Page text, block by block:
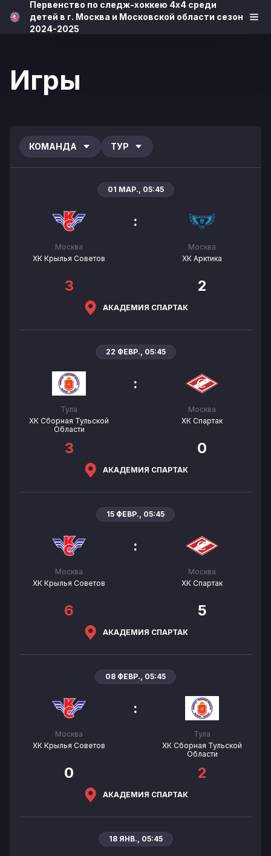
Первенство по следж-хоккею 4х4 среди
детей в г. Москва и Московской области сезон
2024-2025
Игры
КОМАНДА ТУР
01 МАР., 05:45
Москва
ХК Крылья Советов
3
:
Москва
ХК Арктика
2
АКАДЕМИЯ СПАРТАК
22 ФЕВР., 05:45
Тула
ХК Сборная Тульской
Области
3
:
Москва
ХК Спартак
0
АКАДЕМИЯ СПАРТАК
15 ФЕВР., 05:45
Москва
ХК Крылья Советов
6
:
Москва
ХК Спартак
5
АКАДЕМИЯ СПАРТАК
08 ФЕВР., 05:45
Москва
ХК Крылья Советов
0
:
Тула
ХК Сборная Тульской
Области
2
АКАДЕМИЯ СПАРТАК
18 ЯНВ., 05:45